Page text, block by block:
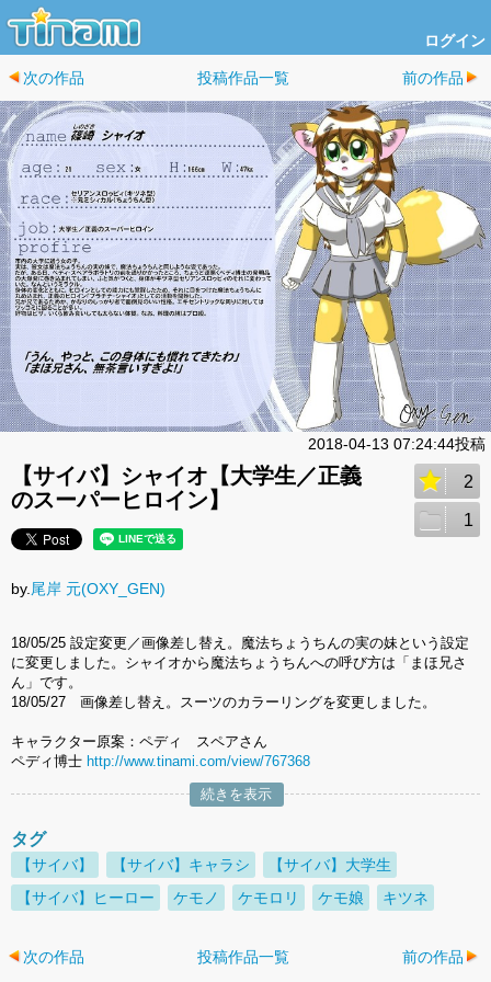
ログイン
次の作品 投稿作品一覧 前の作品
2018-04-13 07:24:44投稿
【サイバ】シャイオ【大学生／正義
のスーパーヒロイン】
2
1
by.尾岸 元(OXY_GEN)
18/05/25 設定変更／画像差し替え。魔法ちょうちんの実の妹という設定
に変更しました。シャイオから魔法ちょうちんへの呼び方は「まほ兄さ
ん」です。
18/05/27 画像差し替え。スーツのカラーリングを変更しました。
キャラクター原案：ペディ スペアさん
ペディ博士 http://www.tinami.com/view/767368
続きを表示
タグ
【サイバ】 【サイバ】キャラシ
【サイバ】大学生
【サイバ】ヒーロー
ケモノ ケモロリ ケモ娘 キツネ
次の作品 投稿作品一覧 前の作品